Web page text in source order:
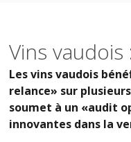
Vins
Les vins vaudois
relance» sur
soumet à un «audit
innovantes dans la